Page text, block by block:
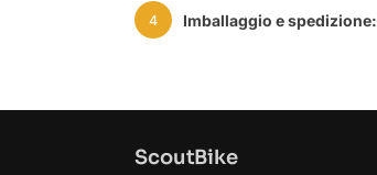
4 Imballaggio e spedizione:
ScoutBike